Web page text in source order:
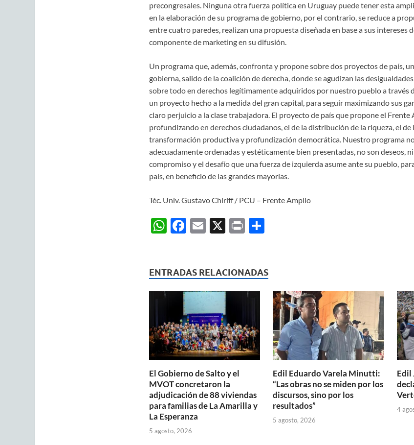
precongresales. Ninguna otra fuerza política en Uruguay puede tener esta
en la elaboración de su programa de gobierno, por el contrario, se reduce a
entre cuatro paredes, realizan una propuesta diseñada en base a sus intereses
componente de marketing en su difusión.
Un programa que, además, confronta y propone sobre dos proyectos de país,
gobierna, salido de la coalición de derecha, donde se agudizan las
sobre todo en derechos legítimamente adquiridos por nuestro pueblo a través
un proyecto hecho a la medida del gran capital, para seguir maximizando sus
claro perjuicio a la clase trabajadora. El proyecto de país que propone el Frente
profundizando en derechos ciudadanos, el de la distribución de la riqueza, el de
transformación productiva y profundización democrática. Nuestro programa
adecuadamente ordenadas y estéticamente bien presentadas, no son deseos,
compromiso y el desafío que una fuerza de izquierda asume ante su pueblo,
país, en beneficio de las grandes mayorías.
Téc. Univ. Gustavo Chiriff / PCU – Frente Amplio
W
s
A
p
F
b
o
o
k
E X P C
p
ar
ti
ENTRADAS RELACIONADAS
El Gobierno de Salto y el
MVOT concretaron la
adjudicación de 88 viviendas
para familias de La Amarilla y
La Esperanza
5 agosto, 2026
Edil Eduardo Varela Minutti:
“Las obras no se miden por los
discursos, sino por los
resultados”
5 agosto, 2026
Edil
4